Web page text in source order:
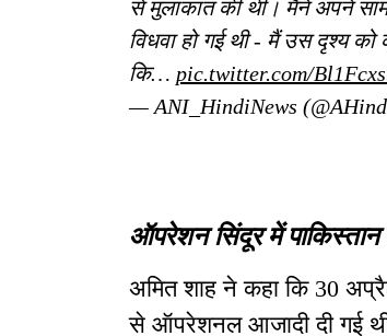
से मुलाकात की थी। मैंने अपने
विधवा हो गई थी - मैं उस दृश्य
कि… pic.twitter.com/
— ANI_HindiNews
ऑपरेशन सिंदूर में
अमित शाह ने कहा कि 30
से ऑपरेशनल आजादी दी गई